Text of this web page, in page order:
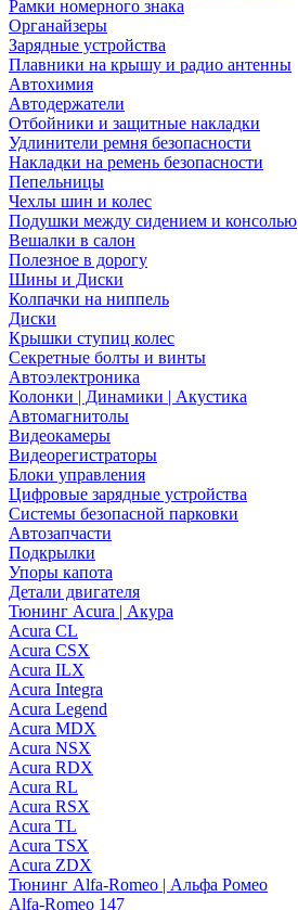
Рамки номерного знака
Органайзеры
Зарядные устройства
Плавники на крышу и радио антенны
Автохимия
Автодержатели
Отбойники и защитные накладки
Удлинители ремня безопасности
Накладки на ремень безопасности
Пепельницы
Чехлы шин и колес
Подушки между сидением и консолью
Вешалки в салон
Полезное в дорогу
Шины и Диски
Колпачки на ниппель
Диски
Крышки ступиц колес
Секретные болты и винты
Автоэлектроника
Колонки | Динамики | Акустика
Автомагнитолы
Видеокамеры
Видеорегистраторы
Блоки управления
Цифровые зарядные устройства
Системы безопасной парковки
Автозапчасти
Подкрылки
Упоры капота
Детали двигателя
Тюнинг Acura | Акура
Acura CL
Acura CSX
Acura ILX
Acura Integra
Acura Legend
Acura MDX
Acura NSX
Acura RDX
Acura RL
Acura RSX
Acura TL
Acura TSX
Acura ZDX
Тюнинг Alfa-Romeo | Альфа Ромео
Alfa-Romeo 147